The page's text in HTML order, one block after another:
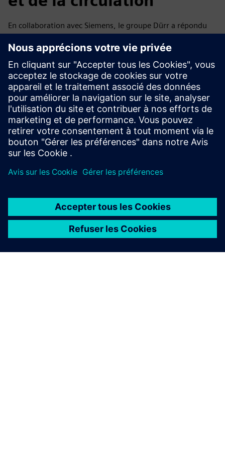
En collaboration avec Siemens, le groupe Dürr a répondu
haute disponibilité du système en utilisant une
communication Modbus TCP standardisée et a obtenu une
solution cohérente et fiable.
Lire
Découvrez les possibilités
Découvrez les produits